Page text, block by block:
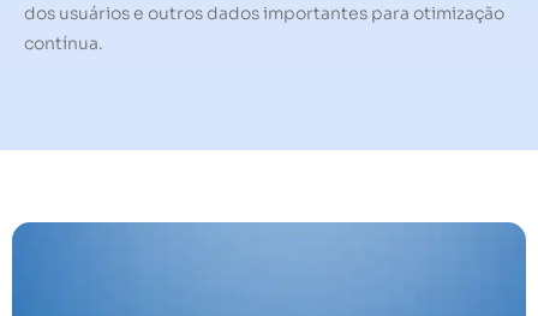
dos usuários e outros dados importantes para otimização
contínua.